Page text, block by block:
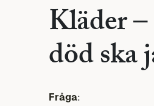
Kläder
död ska
Fråga: